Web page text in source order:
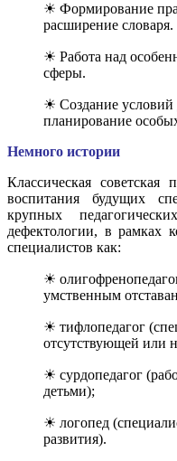
☀ Формирование
расширение словаря.
☀ Работа над
сферы.
☀ Создание условий
планирование
Немного истории
Классическая советская
воспитания будущих
крупных
дефектологии, в рамках
специалистов как:
☀
умственным
☀ тифлопедагог
отсутствующей или
☀ сурдопедагог
детьми);
☀ логопед
развития).